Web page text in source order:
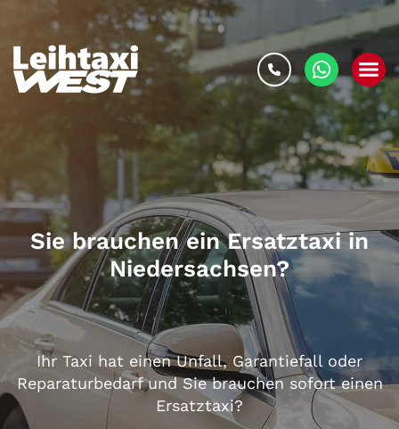
Sie brauchen ein Ersatztaxi in
Niedersachsen?
Ihr Taxi hat einen Unfall, Garantiefall oder
Reparaturbedarf und Sie brauchen sofort einen
Ersatztaxi?